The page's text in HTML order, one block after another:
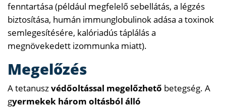
fenntartása (például megfelelő sebellátás, a légzés
biztosítása, humán immunglobulinok adása a toxinok
semlegesítésére, kalóriadús táplálás a
megnövekedett izommunka miatt).
Megelőzés
A tetanuszvédőoltással megelőzhető betegség. A
gyermekek három oltásból álló